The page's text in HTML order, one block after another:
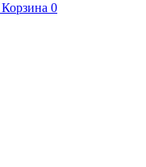
Корзина 0